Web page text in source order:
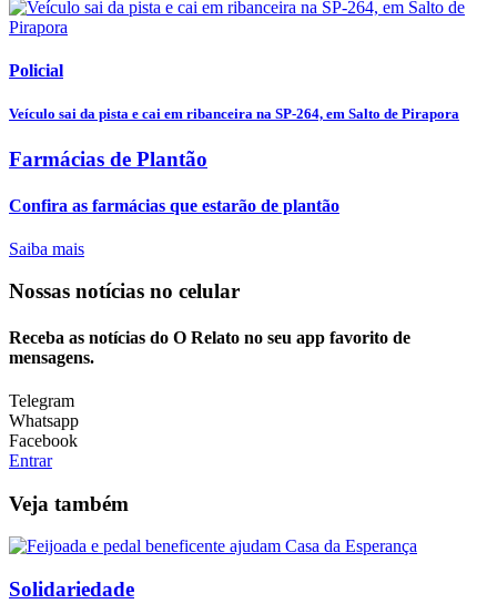
Policial
Veículo sai da pista e cai em ribanceira na SP-264, em Salto de Pirapora
Farmácias de Plantão
Confira as farmácias que estarão de plantão
Saiba mais
Nossas notícias no celular
Receba as notícias do O Relato no seu app favorito de
mensagens.
Telegram
Whatsapp
Facebook
Entrar
Veja também
Solidariedade